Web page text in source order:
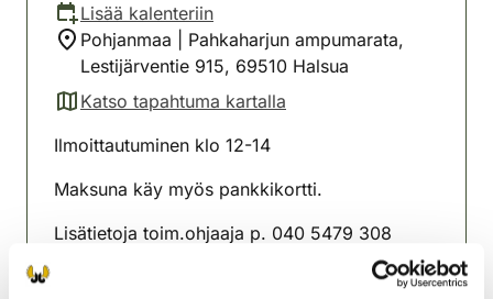
Lisää kalenteriin
Pohjanmaa | Pahkaharjun ampumarata,
Lestijärventie 915, 69510 Halsua
Katso tapahtuma kartalla
(avautuu uuteen välilehteen)
Ilmoittautuminen klo 12-14
Maksuna käy myös pankkikortti.
Lisätietoja toim.ohjaaja p. 040 5479 308